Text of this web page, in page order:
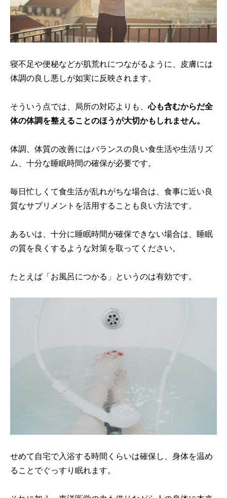
寝不足や便秘などが肌荒れにつながるように、皮膚には
体調の良し悪しが如実に反映されます。
そういう点では、局所の対応よりも、心も含むからだ全
体の体調を整えることのほうが大切かもしれません。
体調、体質の改善にはバランスの良い食生活や生活リズ
ム、十分な睡眠時間の確保が必要です。
毎日忙しくて食生活が乱れがちな場合は、食事に近い良
質なサプリメントを活用することも良い方法です。
あるいは、十分に睡眠時間が確保できない場合は、睡眠
の質を良くするような対策を取ってください。
たとえば「お風呂につかる」というのは有効です。
せめて自宅で入浴する時間くらいは確保し、身体を温め
ることでぐっすり眠れます。